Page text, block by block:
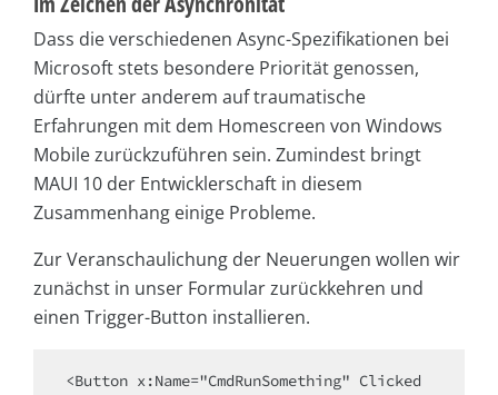
Dass die verschiedenen Async-Spezifikationen bei
Microsoft stets besondere Priorität genossen,
dürfte unter anderem auf traumatische
Erfahrungen mit dem Homescreen von Windows
Mobile zurückzuführen sein. Zumindest bringt
MAUI 10 der Entwicklerschaft in diesem
Zusammenhang einige Probleme.
Zur Veranschaulichung der Neuerungen wollen wir
zunächst in unser Formular zurückkehren und
einen Trigger-Button installieren.
<Button x:Name="CmdRunSomething" Clicked